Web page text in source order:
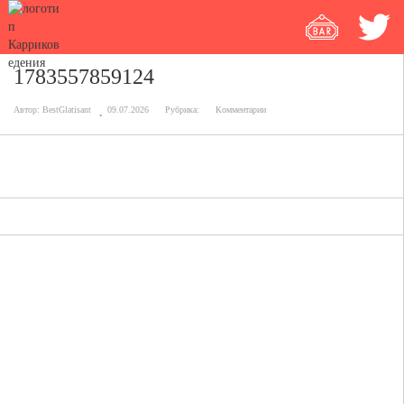
1783557859124
Автор: BestGlatisant 09.07.2026 Рубрика: Комментарии